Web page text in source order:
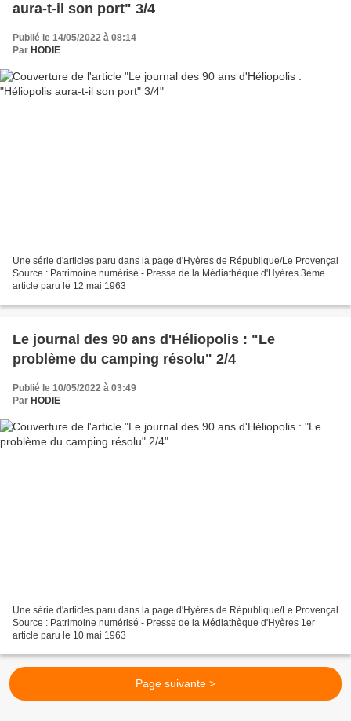
aura-t-il son port" 3/4
Publié le 14/05/2022 à 08:14
Par HODIE
Une série d'articles paru dans la page d'Hyères de République/Le Provençal
Source : Patrimoine numérisé - Presse de la Médiathèque d'Hyères 3ème
article paru le 12 mai 1963
Le journal des 90 ans d'Héliopolis : "Le
problème du camping résolu" 2/4
Publié le 10/05/2022 à 03:49
Par HODIE
Une série d'articles paru dans la page d'Hyères de République/Le Provençal
Source : Patrimoine numérisé - Presse de la Médiathèque d'Hyères 1er
article paru le 10 mai 1963
Page suivante >